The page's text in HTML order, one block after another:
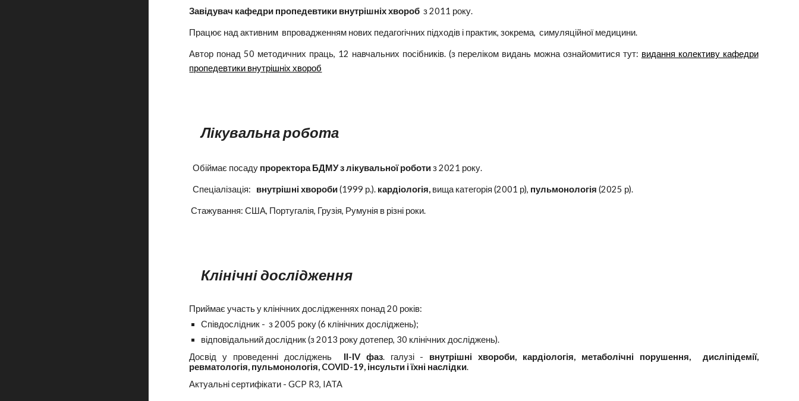
Завідувач кафедри пропедевтики внутрішніх хвороб з 2011 року.
Працює над активним впровадженням нових педагогічних підходів і практик, зокрема, симуляційної медицини.
Автор понад50 методичних праць, 12 навчальних посібників. (з переліком видань можна ознайомитися тут: видання колективу кафедри
пропедевтики внутрішніх хвороб
Лікувальна робота
Обіймає посаду проректора БДМУ з лікувальної роботиз 2021 року.
Спеціалізація: внутрішні хвороби (1999 р.). кардіологія, вища категорія (2001 р), пульмонологія (2025 р).
Стажування: США, Португалія, Грузія, Румунія в різні роки.
Клінічні дослідження
Приймає участь у клінічних дослідженнях понад 20 років:
Співдослідник - з 2005 року (6 клінічних досліджень);
відповідальний дослідник (з 2013 року дотепер, 30 клінічних досліджень).
Досвід у проведенні досліджень ІІ-ІV фаз. галузі - внутрішні хвороби, кардіологія, метаболічні порушення, дисліпідемії,
ревматологія, пульмонологія, COVID-19, інсульти і їхні наслідки.
Актуальні сертифікати - GCP R3, IATA